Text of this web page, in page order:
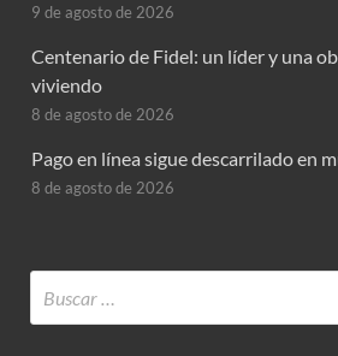
9 de agosto de 2026
Centenario de Fidel: un líder y una
viviendo
8 de agosto de 2026
Pago en línea sigue descarrilado en
8 de agosto de 2026